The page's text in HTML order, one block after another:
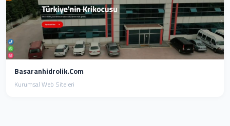
Basaranhidrolik.com
Kurumsal Web Siteleri